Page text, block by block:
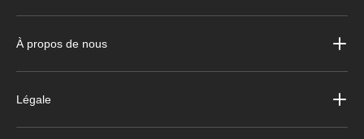
À propos de nous
Légale